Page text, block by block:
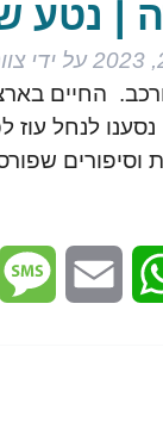
| נטע
על ידי
החיים
לנחל עוז
וסיפורים
WhatsApp
Email